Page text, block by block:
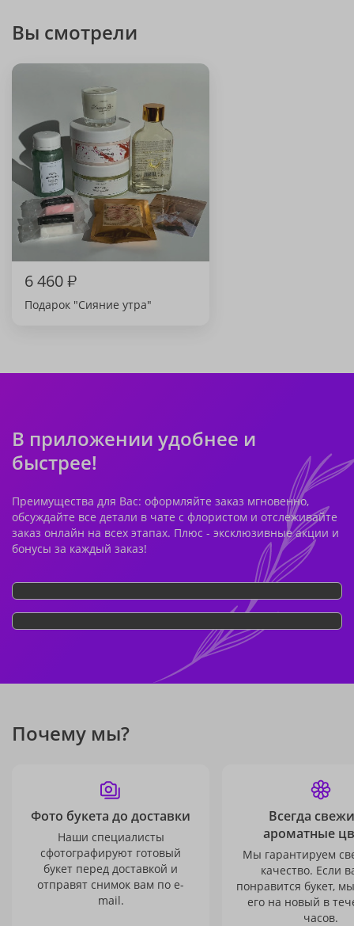
Вы смотрели
6 460₽
Подарок "Сияние утра"
В приложении удобнее и
быстрее!
Преимущества для Вас: оформляйте заказ мгновенно,
обсуждайте все детали в чате с флористом и отслеживайте
заказ онлайн на всех этапах. Плюс - эксклюзивные акции и
бонусы за каждый заказ!
Почему мы?
Фото букета до доставки
Наши специалисты
сфотографируют готовый
букет перед доставкой и
отправят снимок вам по e-
mail.
Всегда
ароматные
Мы гарантируем
качество. Если
понравится букет,
его на новый в
часов.